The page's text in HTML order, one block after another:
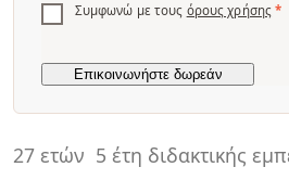
27 ετών 5 έτη διδακτικής
Συμφωνώ με τους όρους χρήσης *